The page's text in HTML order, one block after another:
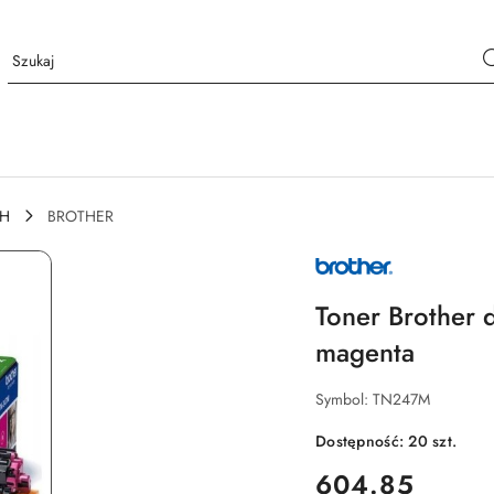
BROTHER
NAZWA
PRODUCENTA:
Toner Brother
magenta
Symbol: TN247M
Dostępność:20szt.
cena:
604.85